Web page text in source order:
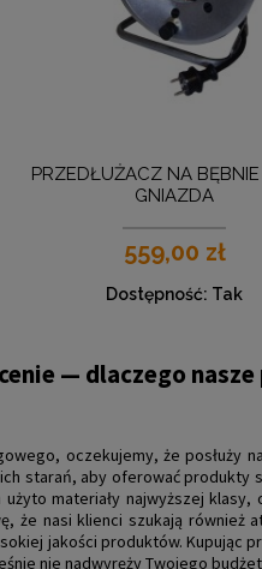
PRZEDŁUŻACZ NA
GNIAZDA
559,00 zł
Dostępność: Tak
— dlaczego
oczekujemy, że posłuży
starań, aby oferować produkty
materiały najwyższej
że nasi klienci szukają również
jakości produktów. Kupując
nie nadwyręży Twojego